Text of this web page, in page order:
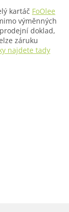
kartáč FoOlee
výměnných
doklad,
záruku
najdete tady